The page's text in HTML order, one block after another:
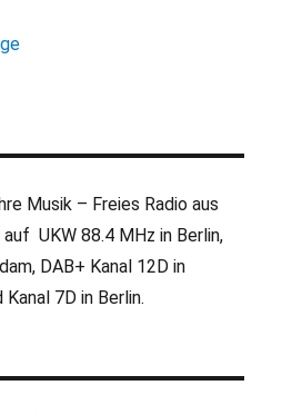
Musik – Freies Radio aus
auf UKW 88.4 MHz in Berlin,
DAB+ Kanal 12D in
7D in Berlin.